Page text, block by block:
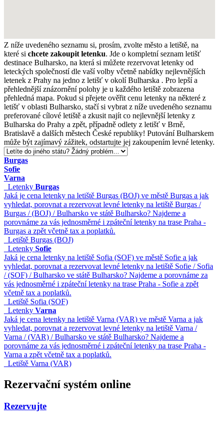
Z níže uvedeného seznamu si, prosím, zvolte město a letiště, na
které si chcete zakoupit letenku. Jde o kompletní seznam letišť
destinace Bulharsko, na která si můžete rezervovat letenky od
leteckých společností dle vaší volby včetně nabídky nejlevnějších
letenek z Prahy na jedno z letišť v okolí Bulharska . Pro lepší a
přehlednější znázornění polohy je u každého letiště zobrazena
přehledná mapa. Pokud si přejete ověřit cenu letenky na některé z
letišť v oblasti Bulharsko, stačí si vybrat z níže uvedeného seznamu
preferované cílové letiště a zkusit najít co nejlevnější letenky z
Bulharska do Prahy a zpět, případně odlety z letišť v Brně,
Bratislavě a dalších městech České republiky! Putování Bulharskem
může být zajímavý zážitek, odstartujte jej zakoupením levné letenky.
Burgas
Sofie
Varna
Letenky Burgas
Jaká je cena letenky na letiště Burgas (BOJ) ve městě Burgas a jak
vyhledat, porovnat a rezervovat levné letenky na letiště Burgas /
Burgas / (BOJ) / Bulharsko ve státě Bulharsko? Najdeme a
porovnáme za vás jednosměrné i zpáteční letenky na trase Praha -
Burgas a zpět včetně tax a poplatků.
Letiště Burgas (BOJ)
Letenky Sofie
Jaká je cena letenky na letiště Sofia (SOF) ve městě Sofie a jak
vyhledat, porovnat a rezervovat levné letenky na letiště Sofie / Sofia
/ (SOF) / Bulharsko ve státě Bulharsko? Najdeme a porovnáme za
vás jednosměrné i zpáteční letenky na trase Praha - Sofie a zpět
včetně tax a poplatků.
Letiště Sofia (SOF)
Letenky Varna
Jaká je cena letenky na letiště Varna (VAR) ve městě Varna a jak
vyhledat, porovnat a rezervovat levné letenky na letiště Varna /
Varna / (VAR) / Bulharsko ve státě Bulharsko? Najdeme a
porovnáme za vás jednosměrné i zpáteční letenky na trase Praha -
Varna a zpět včetně tax a poplatků.
Letiště Varna (VAR)
Rezervační systém online
Rezervujte